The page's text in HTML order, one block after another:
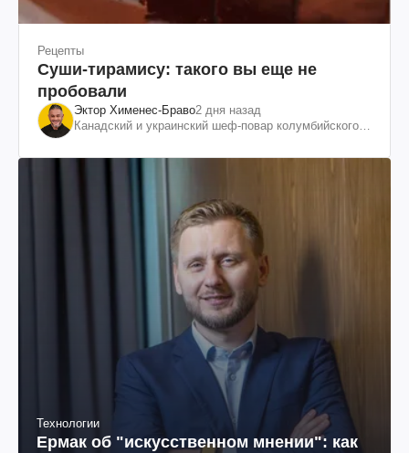
Рецепты
Суши-тирамису: такого вы еще не
пробовали
Эктор Хименес-Браво2 дня назад
Канадский и украинский шеф-повар колумбийского
Технологии
Ермак об "искусственном мнении": как